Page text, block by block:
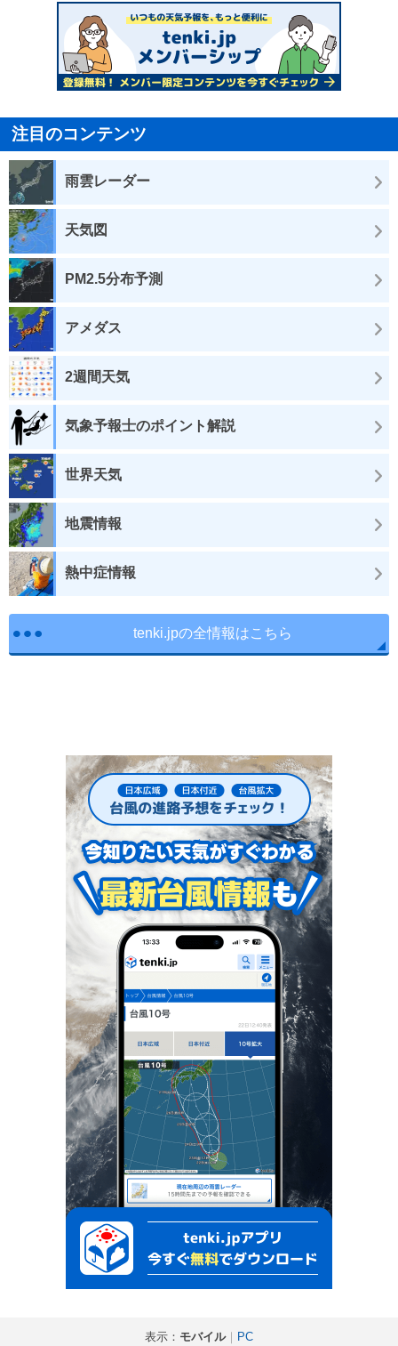
注目のコンテンツ
雨雲レーダー
天気図
PM2.5分布予測
アメダス
2週間天気
気象予報士のポイント解説
世界天気
地震情報
熱中症情報
tenki.jpの全情報はこちら
表示： モバイル｜ PC